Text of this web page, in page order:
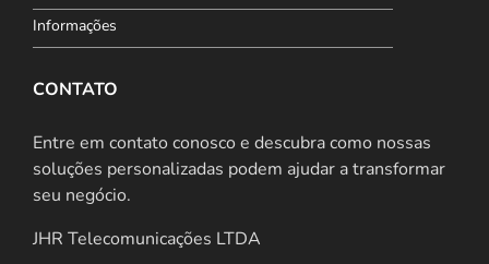
Informações
CONTATO
Entre em contato conosco e descubra como nossas
soluções personalizadas podem ajudar a transformar
seu negócio.
JHR Telecomunicações LTDA